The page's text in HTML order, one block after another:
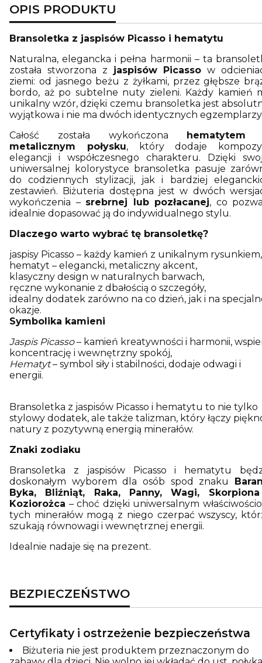
OPIS PRODUKTU
Bransoletka z jaspisów Picasso i hematytu
Naturalna, elegancka i pełna harmonii – ta
została stworzona z jaspisów Picasso w
ziemi: od jasnego beżu z żyłkami, przez głębsze
bordo, aż po subtelne nuty zieleni. Każdy kamień
unikalny wzór, dzięki czemu bransoletka jest
wyjątkowa i nie ma dwóch identycznych
Całość została wykończona hematytem
metalicznym połysku, który dodaje
elegancji i współczesnego charakteru. Dzięki
uniwersalnej kolorystyce bransoletka pasuje
do codziennych stylizacji, jak i bardziej
zestawień. Biżuteria dostępna jest w dwóch
wykończenia – srebrnej lub pozłacanej, co
idealnie dopasować ją do indywidualnego stylu.
Dlaczego warto wybrać tę bransoletkę?
jaspisy Picasso – każdy kamień z unikalnym rysunkiem,
hematyt – elegancki, metaliczny akcent,
klasyczny design w naturalnych barwach,
ręczne wykonanie z dbałością o szczegóły,
idealny dodatek zarówno na co dzień, jak i na
okazje.
Symbolika kamieni
Jaspis Picasso– kamień kreatywności i harmonii,
koncentrację i wewnętrzny spokój,
Hematyt– symbol siły i stabilności, dodaje odwagi i
energii.
Bransoletka z jaspisów Picasso i hematytu to nie tylko
stylowy dodatek, ale także talizman, który łączy
natury z pozytywną energią minerałów.
Znaki zodiaku
Bransoletka z jaspisów Picasso i hematytu
doskonałym wyborem dla osób spod znaku
Byka, Bliźniąt, Raka, Panny, Wagi,
Koziorożca – choć dzięki uniwersalnym
tych minerałów mogą z niego czerpać wszyscy,
szukają równowagi i wewnętrznej energii.
Idealnie nadaje się na prezent.
BEZPIECZEŃSTWO
Certyfikaty i ostrzeżenie bezpieczeństwa
Biżuteria nie jest produktem przeznaczonym do